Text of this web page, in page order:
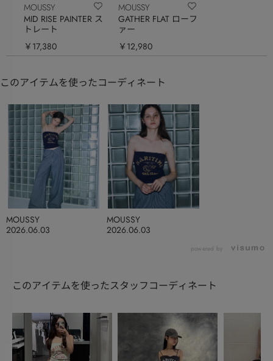
MOUSSY
MID RISE PAINTER ス
トレート
￥17,380
MOUSSY
GATHER FLAT ローフ
ァー
￥12,980
このアイテムを使ったコーディネート
2026.06.03
MOUSSY
2026.06.03
MOUSSY
powered by
このアイテムを使ったスタッフコーディネート